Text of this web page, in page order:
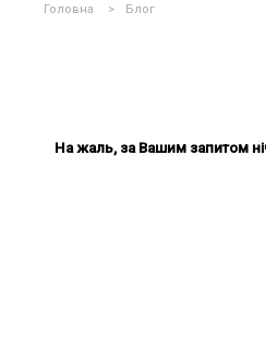
Головна > Блог
На жаль, за Вашим запитом